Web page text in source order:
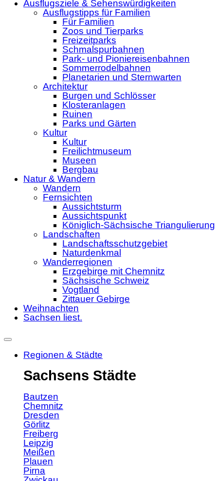
Ausflugsziele & Sehenswürdigkeiten
Ausflugstipps für Familien
Für Familien
Zoos und Tierparks
Freizeitparks
Schmalspurbahnen
Park- und Pioniereisenbahnen
Sommerrodelbahnen
Planetarien und Sternwarten
Architektur
Burgen und Schlösser
Klosteranlagen
Ruinen
Parks und Gärten
Kultur
Kultur
Freilichtmuseum
Museen
Bergbau
Natur & Wandern
Wandern
Fernsichten
Aussichtsturm
Aussichtspunkt
Königlich-Sächsische Triangulierung
Landschaften
Landschaftsschutzgebiet
Naturdenkmal
Wanderregionen
Erzgebirge mit Chemnitz
Sächsische Schweiz
Vogtland
Zittauer Gebirge
Weihnachten
Sachsen liest.
Regionen & Städte
Sachsens Städte
Bautzen
Chemnitz
Dresden
Görlitz
Freiberg
Leipzig
Meißen
Plauen
Pirna